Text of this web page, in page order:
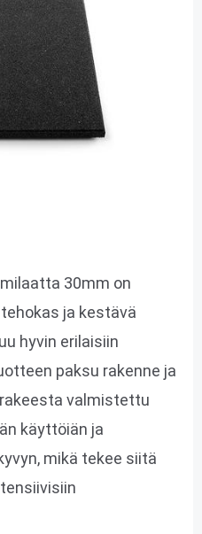
30mm on
ja kestävä
hyvin erilaisiin
paksu rakenne ja
valmistettu
käyttöiän ja
mikä tekee siitä